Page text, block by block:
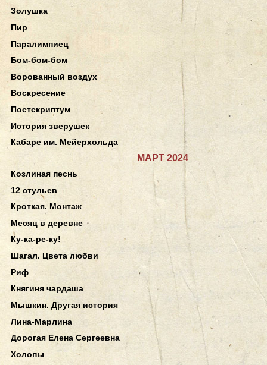
Золушка
Пир
Паралимпиец
Бом-бом-бом
Ворованный воздух
Воскресение
Постскриптум
История зверушек
Кабаре им. Мейерхольда
МАРТ 2024
Козлиная песнь
12 стульев
Кроткая. Монтаж
Месяц в деревне
Ку-ка-ре-ку!
Шагал. Цвета любви
Риф
Княгиня чардаша
Мышкин. Другая история
Лина-Марлина
Дорогая Елена Сергеевна
Холопы